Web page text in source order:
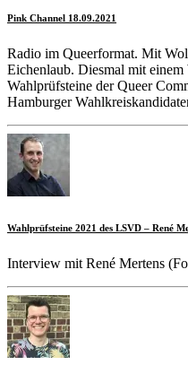
Pink Channel 18.09.2021
Radio im Queerformat. Mit
Eichenlaub. Diesmal mit
Wahlprüfsteine der Queer
Hamburger
Wahlprüfsteine 2021 des LSVD – René
Interview mit René Mertens